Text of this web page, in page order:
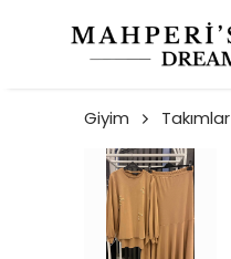
Giyim Takımlar